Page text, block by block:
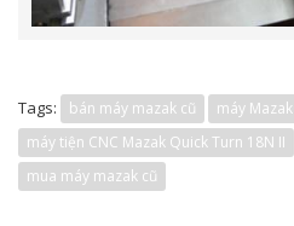
Tags: bán máy mazak cũ máy Mazak
máy tiện CNC Mazak Quick Turn 18N II
mua máy mazak cũ